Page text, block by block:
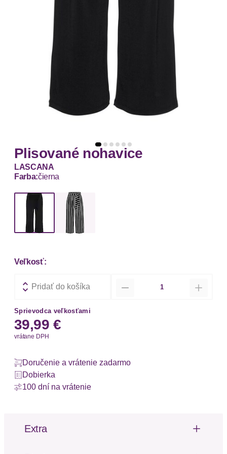
Plisované nohavice
LASCANA
Farba:čierna
Veľkosť:
Pridať do košíka
Sprievodca veľkosťami
39,99 €
vrátane DPH
Doručenie a vrátenie zadarmo
Dobierka
100 dní na vrátenie
Extra